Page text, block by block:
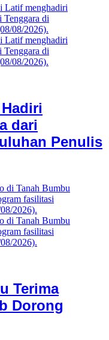
dari
Penulis
Terima
Dorong